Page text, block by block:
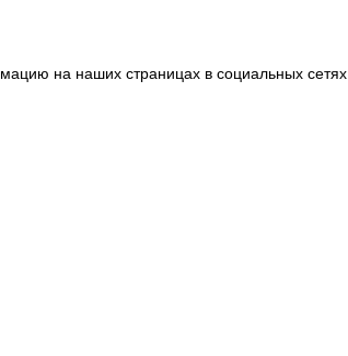
на наших страницах в социальных сетях.